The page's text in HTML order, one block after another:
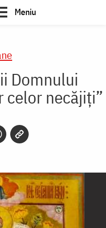
Meniu
Domnului
celor necăjiți”